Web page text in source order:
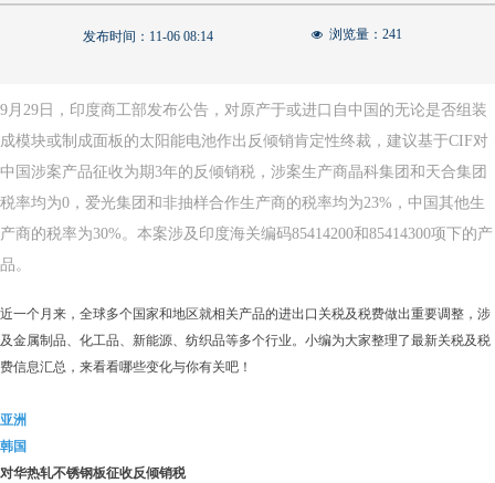
发布时间： 11-06 08:14 넶 浏览量： 241
9月29日，印度商工部发布公告，对原产于或进口自中国的无论是否组装
成模块或制成面板的太阳能电池作出反倾销肯定性终裁，建议基于CIF对
中国涉案产品征收为期3年的反倾销税，涉案生产商晶科集团和天合集团
税率均为0，爱光集团和非抽样合作生产商的税率均为23%，中国其他生
产商的税率为30%。本案涉及印度海关编码85414200和85414300项下的产
品。
近一个月来，全球多个国家和地区就相关产品的进出口关税及税费做出重要调整，涉
及金属制品、化工品、新能源、纺织品等多个行业。小编为大家整理了最新关税及税
费信息汇总，来看看哪些变化与你有关吧！
亚洲
韩国
对华热轧不锈钢板征收反倾销税